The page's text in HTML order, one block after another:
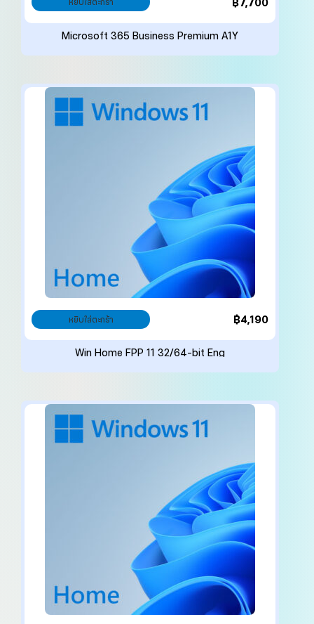
Microsoft 365 Business Premium A1Y
Win Home FPP 11 32/64-bit Eng
฿4,190
หยิบใส่ตะกร้า